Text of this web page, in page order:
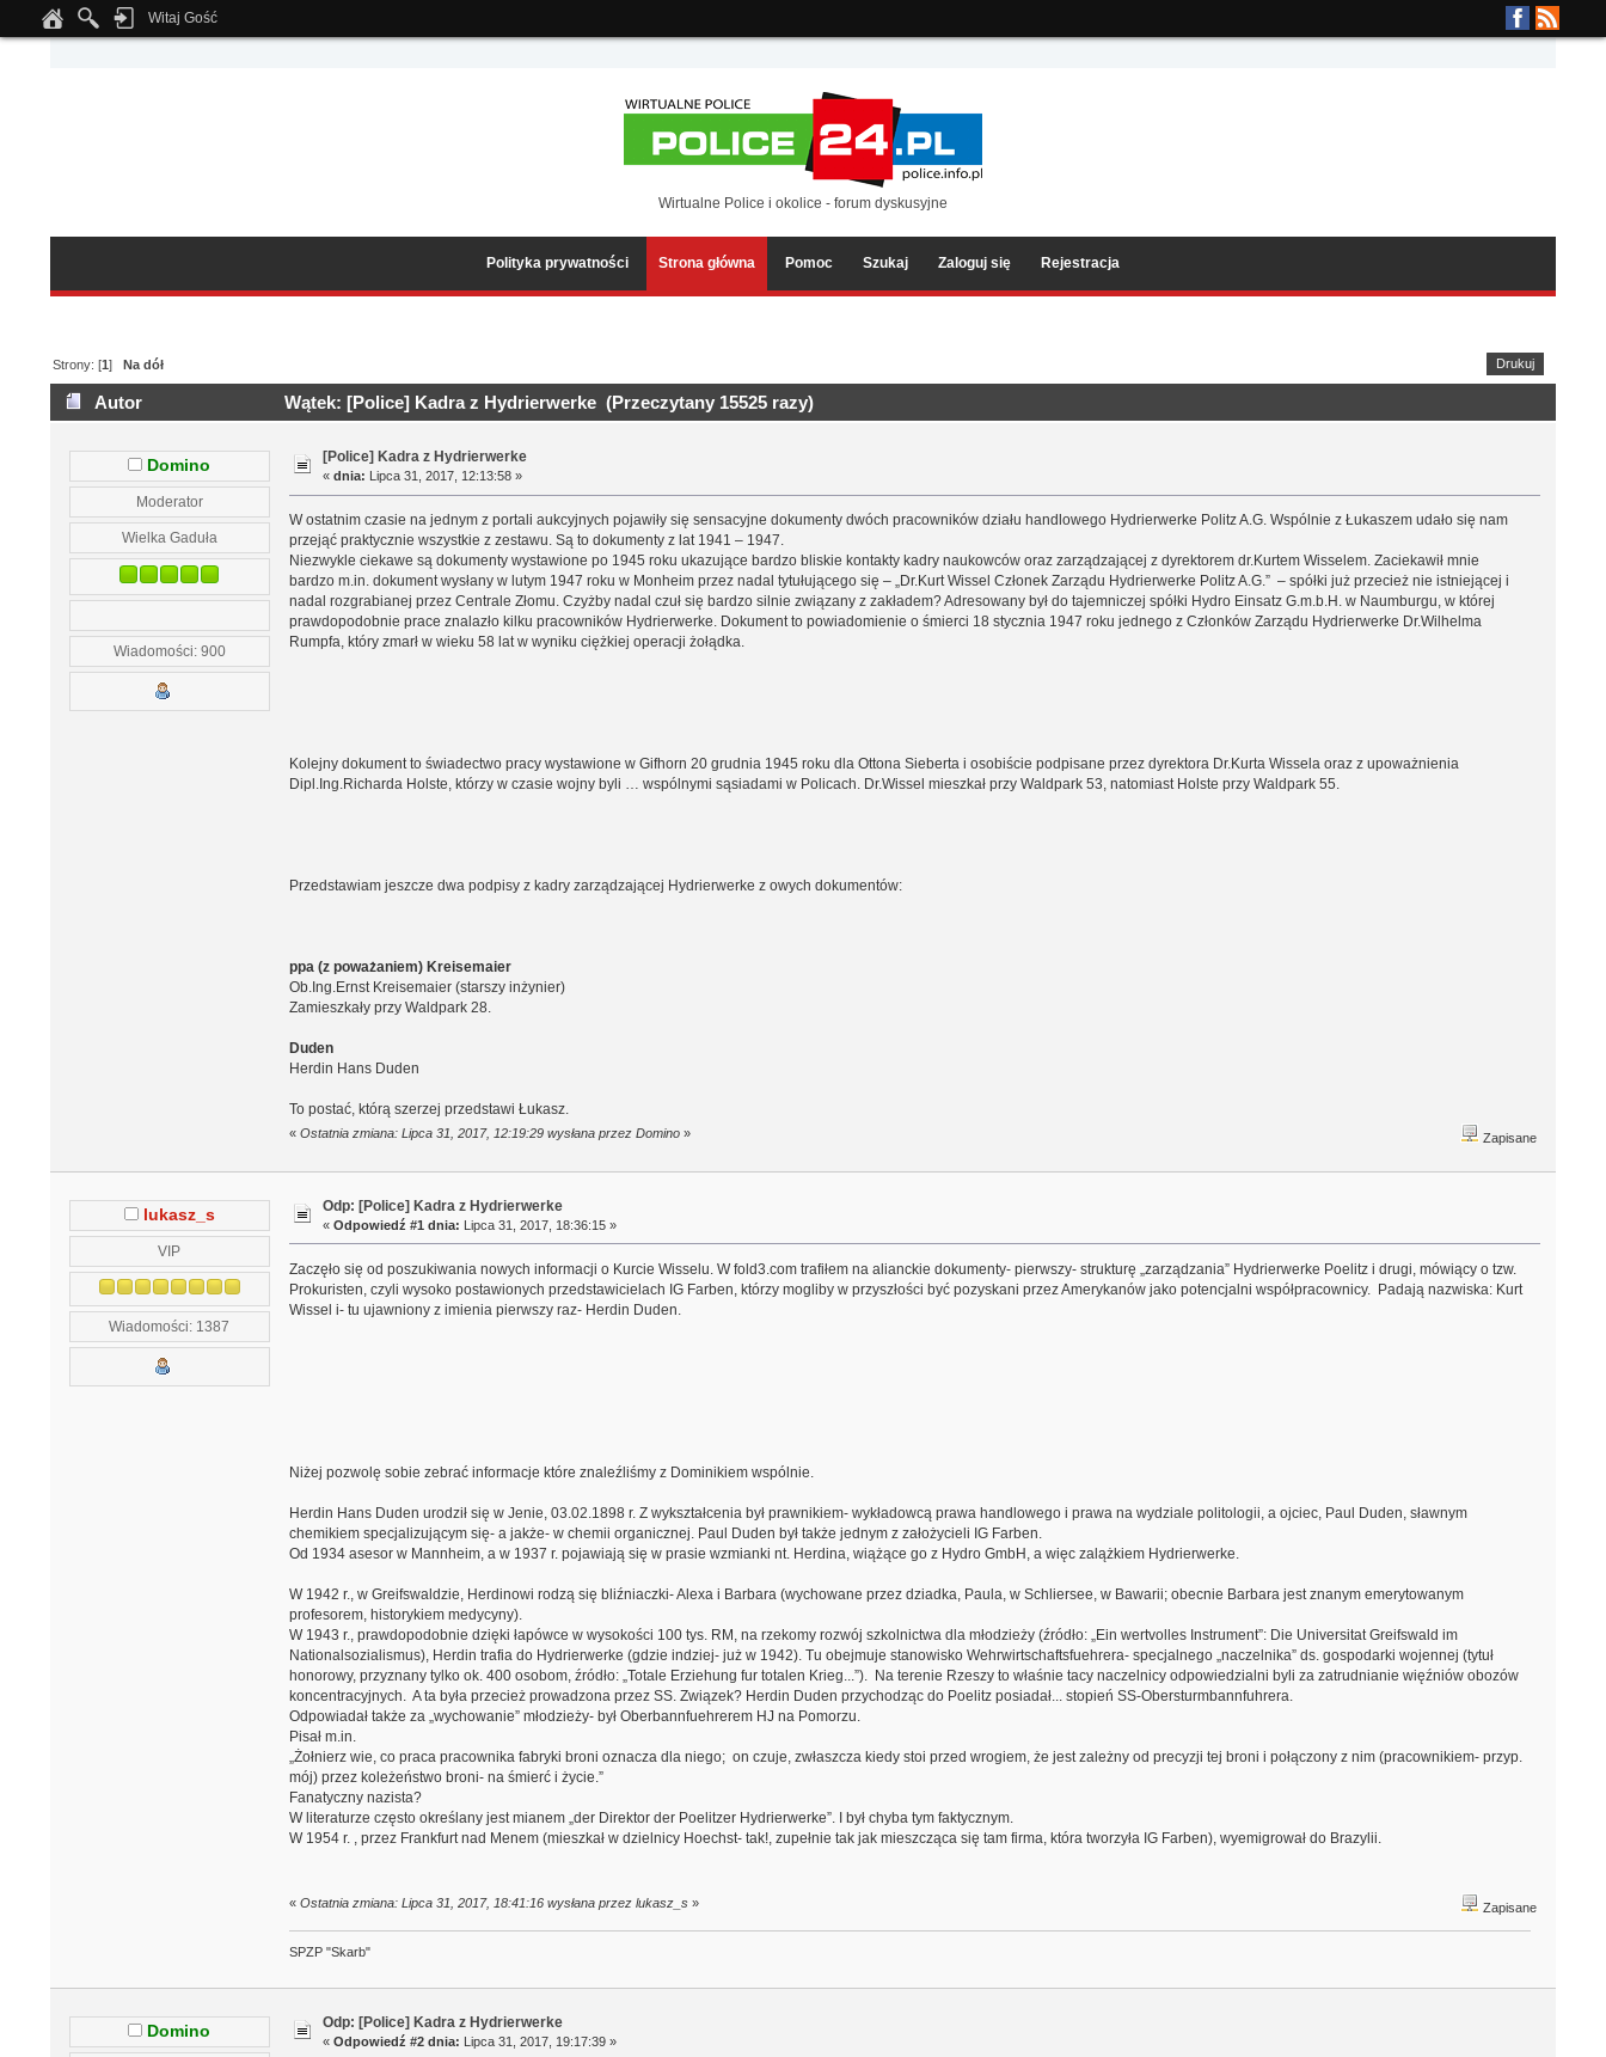
Notice: Undefined index: tapatalk_body_hook in
Witaj Gość
Wirtualne Police i okolice - forum dyskusyjne
Polityka prywatności Strona główna Pomoc Szukaj Zaloguj się Rejestracja
Drukuj
Strony: [1]Na dół
Autor Wątek: [Police] Kadra z Hydrierwerke (Przeczytany 15525 razy)
Domino
Moderator
Wielka Gaduła
Wiadomości: 900
[Police] Kadra z Hydrierwerke
«dnia: Lipca 31, 2017, 12:13:58 »
W ostatnim czasie na jednym z portali aukcyjnych pojawiły się sensacyjne dokumenty dwóch pracowników działu handlowego Hydrierwerke Politz A.G. Wspólnie z Łukaszem udało się nam
przejąć praktycznie wszystkie z zestawu. Są to dokumenty z lat 1941 – 1947.
Niezwykle ciekawe są dokumenty wystawione po 1945 roku ukazujące bardzo bliskie kontakty kadry naukowców oraz zarządzającej z dyrektorem dr.Kurtem Wisselem. Zaciekawił mnie
bardzo m.in. dokument wysłany w lutym 1947 roku w Monheim przez nadal tytułującego się – „Dr.Kurt Wissel Członek Zarządu Hydrierwerke Politz A.G.” – spółki już przecież nie istniejącej i
nadal rozgrabianej przez Centrale Złomu. Czyżby nadal czuł się bardzo silnie związany z zakładem? Adresowany był do tajemniczej spółki Hydro Einsatz G.m.b.H. w Naumburgu, w której
prawdopodobnie prace znalazło kilku pracowników Hydrierwerke. Dokument to powiadomienie o śmierci 18 stycznia 1947 roku jednego z Członków Zarządu Hydrierwerke Dr.Wilhelma
Rumpfa, który zmarł w wieku 58 lat w wyniku ciężkiej operacji żołądka.
Kolejny dokument to świadectwo pracy wystawione w Gifhorn 20 grudnia 1945 roku dla Ottona Sieberta i osobiście podpisane przez dyrektora Dr.Kurta Wissela oraz z upoważnienia
Dipl.Ing.Richarda Holste, którzy w czasie wojny byli … wspólnymi sąsiadami w Policach. Dr.Wissel mieszkał przy Waldpark 53, natomiast Holste przy Waldpark 55.
Przedstawiam jeszcze dwa podpisy z kadry zarządzającej Hydrierwerke z owych dokumentów:
ppa (z poważaniem) Kreisemaier
Ob.Ing.Ernst Kreisemaier (starszy inżynier)
Zamieszkały przy Waldpark 28.
Duden
Herdin Hans Duden
To postać, którą szerzej przedstawi Łukasz.
« Ostatnia zmiana: Lipca 31, 2017, 12:19:29 wysłana przez Domino» Zapisane
lukasz_s
VIP
Wiadomości: 1387
Odp: [Police] Kadra z Hydrierwerke
«Odpowiedź #1 dnia: Lipca 31, 2017, 18:36:15 »
Zaczęło się od poszukiwania nowych informacji o Kurcie Wisselu. W fold3.com trafiłem na alianckie dokumenty- pierwszy- strukturę „zarządzania” Hydrierwerke Poelitz i drugi, mówiący o tzw.
Prokuristen, czyli wysoko postawionych przedstawicielach IG Farben, którzy mogliby w przyszłości być pozyskani przez Amerykanów jako potencjalni współpracownicy. Padają nazwiska: Kurt
Wissel i- tu ujawniony z imienia pierwszy raz- Herdin Duden.
Niżej pozwolę sobie zebrać informacje które znaleźliśmy z Dominikiem wspólnie.
Herdin Hans Duden urodził się w Jenie, 03.02.1898 r. Z wykształcenia był prawnikiem- wykładowcą prawa handlowego i prawa na wydziale politologii, a ojciec, Paul Duden, sławnym
chemikiem specjalizującym się- a jakże- w chemii organicznej. Paul Duden był także jednym z założycieli IG Farben.
Od 1934 asesor w Mannheim, a w 1937 r. pojawiają się w prasie wzmianki nt. Herdina, wiążące go z Hydro GmbH, a więc zalążkiem Hydrierwerke.
W 1942 r., w Greifswaldzie, Herdinowi rodzą się bliźniaczki- Alexa i Barbara (wychowane przez dziadka, Paula, w Schliersee, w Bawarii; obecnie Barbara jest znanym emerytowanym
profesorem, historykiem medycyny).
W 1943 r., prawdopodobnie dzięki łapówce w wysokości 100 tys. RM, na rzekomy rozwój szkolnictwa dla młodzieży (źródło: „Ein wertvolles Instrument”: Die Universitat Greifswald im
Nationalsozialismus), Herdin trafia do Hydrierwerke (gdzie indziej- już w 1942). Tu obejmuje stanowisko Wehrwirtschaftsfuehrera- specjalnego „naczelnika” ds. gospodarki wojennej (tytuł
honorowy, przyznany tylko ok. 400 osobom, źródło: „Totale Erziehung fur totalen Krieg...”). Na terenie Rzeszy to właśnie tacy naczelnicy odpowiedzialni byli za zatrudnianie więźniów obozów
koncentracyjnych. A ta była przecież prowadzona przez SS. Związek? Herdin Duden przychodząc do Poelitz posiadał... stopień SS-Obersturmbannfuhrera.
Odpowiadał także za „wychowanie” młodzieży- był Oberbannfuehrerem HJ na Pomorzu.
Pisał m.in.
„Żołnierz wie, co praca pracownika fabryki broni oznacza dla niego; on czuje, zwłaszcza kiedy stoi przed wrogiem, że jest zależny od precyzji tej broni i połączony z nim (pracownikiem- przyp.
mój) przez koleżeństwo broni- na śmierć i życie.”
Fanatyczny nazista?
W literaturze często określany jest mianem „der Direktor der Poelitzer Hydrierwerke”. I był chyba tym faktycznym.
W 1954 r. , przez Frankfurt nad Menem (mieszkał w dzielnicy Hoechst- tak!, zupełnie tak jak mieszcząca się tam firma, która tworzyła IG Farben), wyemigrował do Brazylii.
« Ostatnia zmiana: Lipca 31, 2017, 18:41:16 wysłana przez lukasz_s» Zapisane
SPZP "Skarb"
Domino Odp: [Police] Kadra z Hydrierwerke
«Odpowiedź #2 dnia: Lipca 31, 2017, 19:17:39 »